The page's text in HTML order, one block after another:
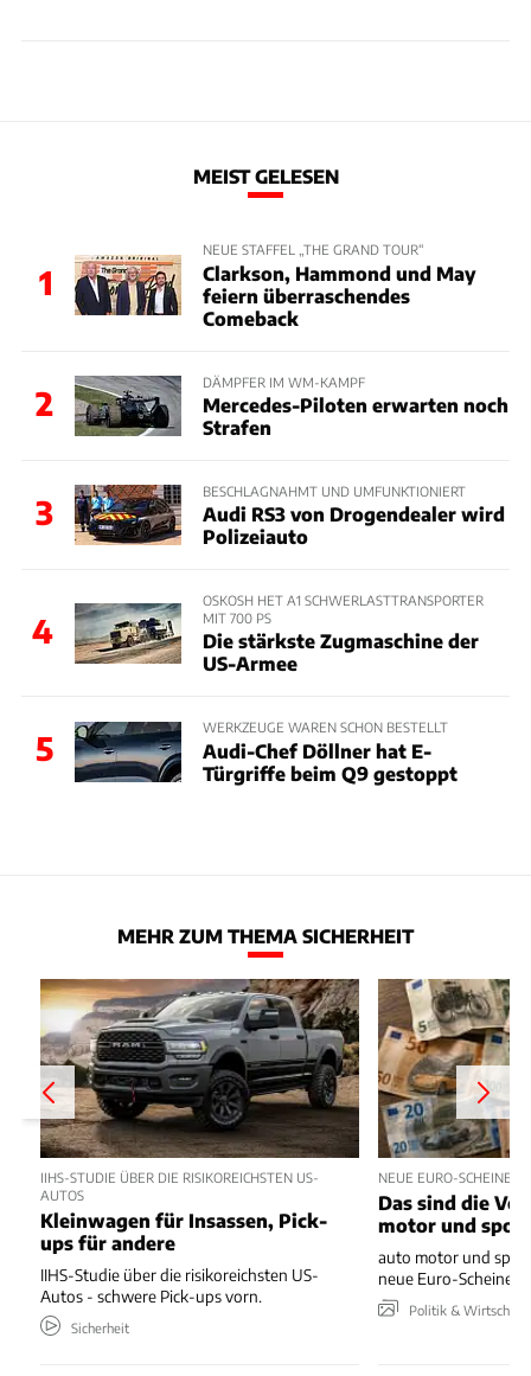
MEIST GELESEN
1
NEUE STAFFEL „THE GRAND TOUR“
Clarkson, Hammond und May
feiern überraschendes
Comeback
2
DÄMPFER IM WM-KAMPF
Mercedes-Piloten erwarten noch
Strafen
3
BESCHLAGNAHMT UND UMFUNKTIONIERT
Audi RS3 von Drogendealer wird
Polizeiauto
4
OSKOSH HET A1 SCHWERLASTTRANSPORTER
MIT 700 PS
Die stärkste Zugmaschine der
US-Armee
5
WERKZEUGE WAREN SCHON BESTELLT
Audi-Chef Döllner hat E-
Türgriffe beim Q9 gestoppt
MEHR ZUM THEMA SICHERHEIT
IIHS-STUDIE ÜBER DIE RISIKOREICHSTEN US-
AUTOS
Kleinwagen für Insassen, Pick-
ups für andere
IIHS-Studie über die risikoreichsten US-
Autos - schwere Pick-ups vorn.
Sicherheit
NEUE EURO-SCHEINE
Das sind die
motor und sport
auto motor und
neue Euro-Scheine
Politik & Wirtschaft